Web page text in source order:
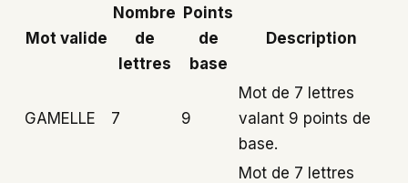
Mot valide
Nombre
de
lettres
Points
de
base
Description
GAMELLE 7 9
Mot de 7 lettres
valant 9 points de
base.
Mot de 7 lettres